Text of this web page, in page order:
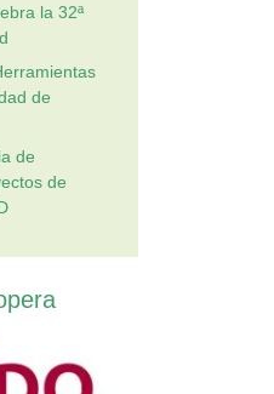
la 32ª
de
de
de